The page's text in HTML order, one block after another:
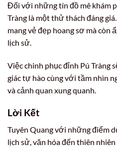
Đối với những tín đồ mê khám
Tràng là một thử thách đáng
mang vẻ đẹp hoang sơ mà còn
lịch sử.
Việc chinh phục đỉnh Pú Tràng
giác tự hào cùng với tầm nhìn
và cảnh quan xung quanh.
Lời Kết
Tuyên Quang với những điểm
lịch sử, văn hóa đến thiên